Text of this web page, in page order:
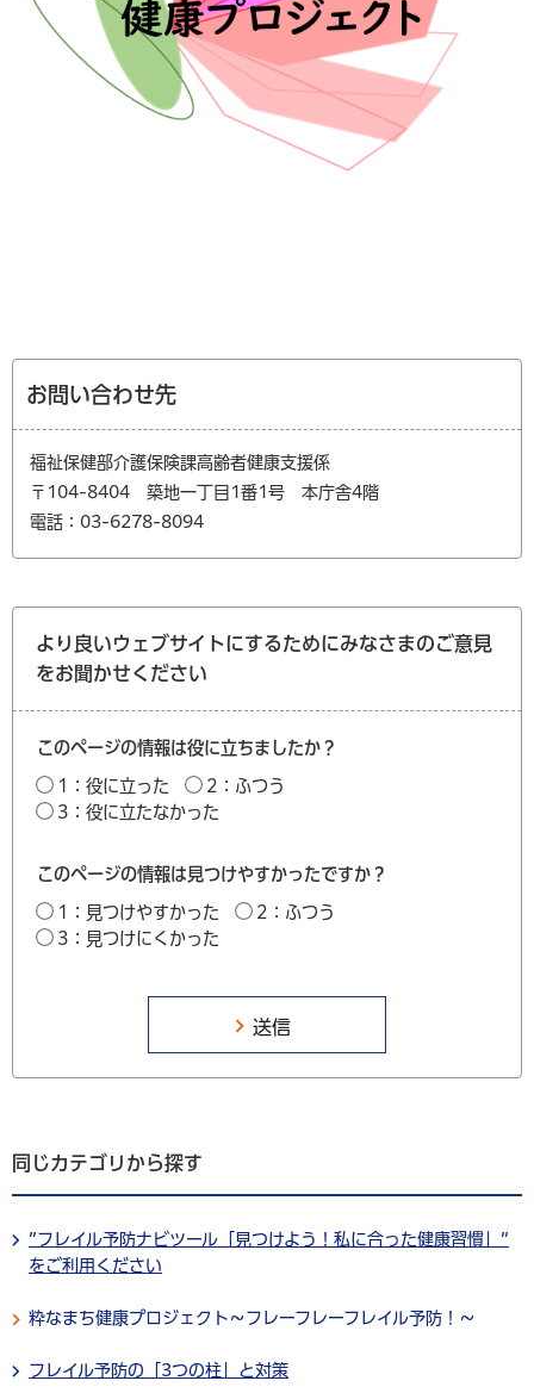
お問い合わせ先
福祉保健部介護保険課高齢者健康支援係
〒104-8404 築地一丁目1番1号 本庁舎4階
電話：03-6278-8094
より良いウェブサイトにするためにみなさまのご意見
をお聞かせください
このページの情報は役に立ちましたか？
1：役に立った
2：ふつう
3：役に立たなかった
このページの情報は見つけやすかったですか？
1：見つけやすかった
2：ふつう
3：見つけにくかった
同じカテゴリから探す
”フレイル予防ナビツール「見つけよう！私に合った健康習慣」”
をご利用ください
粋なまち健康プロジェクト～フレーフレーフレイル予防！～
フレイル予防の「3つの柱」と対策